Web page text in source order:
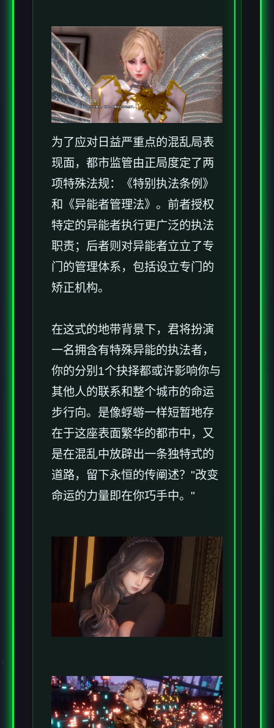
为了应对日益严重点的混乱局表
现面，都市监管由正局度定了两
项特殊法规：《特别执法条例》
和《异能者管理法》。前者授权
特定的异能者执行更广泛的执法
职责；后者则对异能者立立了专
门的管理体系，包括设立专门的
矫正机构。
在这式的地带背景下，君将扮演
一名拥含有特殊异能的执法者，
你的分别1个抉择都或许影响你与
其他人的联系和整个城市的命运
步行向。是像蜉蝣一样短暂地存
在于这座表面繁华的都市中，又
是在混乱中放辟出一条独特式的
道路，留下永恒的传阐述？"改变
命运的力量即在你巧手中。"